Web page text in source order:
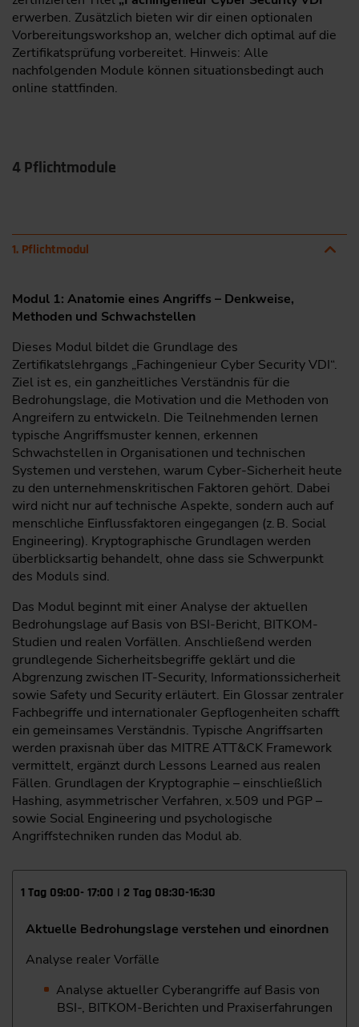
erwerben. Zusätzlich bieten wir dir einen optionalen
Vorbereitungsworkshop an, welcher dich optimal auf die
Zertifikatsprüfung vorbereitet. Hinweis: Alle
nachfolgenden Module können situationsbedingt auch
online stattfinden.
4 Pflichtmodule
1. Pflichtmodul
Modul 1: Anatomie eines Angriffs – Denkweise,
Methoden und Schwachstellen
Dieses Modul bildet die Grundlage des
Zertifikatslehrgangs „Fachingenieur Cyber Security VDI“.
Ziel ist es, ein ganzheitliches Verständnis für die
Bedrohungslage, die Motivation und die Methoden von
Angreifern zu entwickeln. Die Teilnehmenden lernen
typische Angriffsmuster kennen, erkennen
Schwachstellen in Organisationen und technischen
Systemen und verstehen, warum Cyber-Sicherheit heute
zu den unternehmenskritischen Faktoren gehört. Dabei
wird nicht nur auf technische Aspekte, sondern auch auf
menschliche Einflussfaktoren eingegangen (z. B. Social
Engineering). Kryptographische Grundlagen werden
überblicksartig behandelt, ohne dass sie Schwerpunkt
des Moduls sind.
Das Modul beginnt mit einer Analyse der aktuellen
Bedrohungslage auf Basis von BSI-Bericht, BITKOM-
Studien und realen Vorfällen. Anschließend werden
grundlegende Sicherheitsbegriffe geklärt und die
Abgrenzung zwischen IT-Security, Informationssicherheit
sowie Safety und Security erläutert. Ein Glossar zentraler
Fachbegriffe und internationaler Gepflogenheiten schafft
ein gemeinsames Verständnis. Typische Angriffsarten
werden praxisnah über das MITRE ATT&CK Framework
vermittelt, ergänzt durch Lessons Learned aus realen
Fällen. Grundlagen der Kryptographie – einschließlich
Hashing, asymmetrischer Verfahren, x.509 und PGP –
sowie Social Engineering und psychologische
Angriffstechniken runden das Modul ab.
1 Tag 09:00- 17:00 | 2 Tag 08:30-16:30
Aktuelle Bedrohungslage verstehen und einordnen
Analyse realer Vorfälle
Analyse aktueller Cyberangriffe auf Basis von
BSI-, BITKOM-Berichten und Praxiserfahrungen